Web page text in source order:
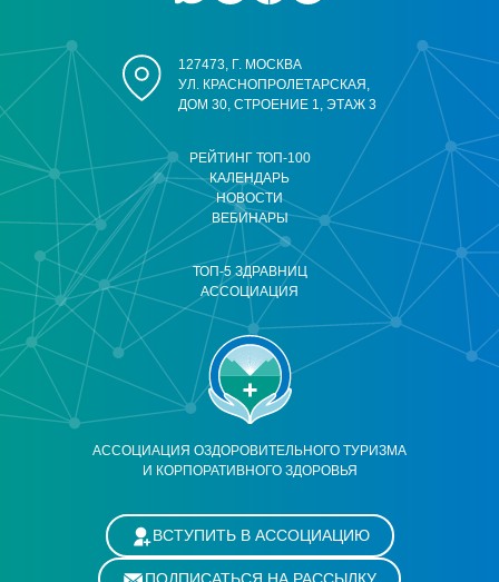
АССОЦИАЦИЯ ОЗДОРОВИТЕЛЬНОГО ТУРИЗМА
И КОРПОРАТИВНОГО ЗДОРОВЬЯ
РЕЙТИНГ ТОП-100
КАЛЕНДАРЬ
НОВОСТИ
ВЕБИНАРЫ
ТОП-5 ЗДРАВНИЦ
АССОЦИАЦИЯ
127473, Г. МОСКВА
УЛ. КРАСНОПРОЛЕТАРСКАЯ,
ДОМ 30, СТРОЕНИЕ 1, ЭТАЖ 3
ВСТУПИТЬ В АССОЦИАЦИЮ